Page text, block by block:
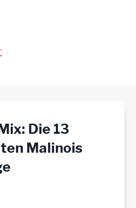
Die 13
Malinois